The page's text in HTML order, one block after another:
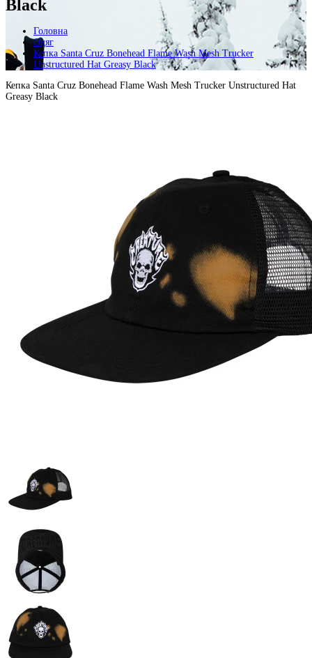
Black
Головна
Одяг
Кепкa Santa Cruz Bonehead Flame Wash Mesh Trucker
Unstructured Hat Greasy Black
Кепкa Santa Cruz Bonehead Flame Wash Mesh Trucker Unstructured Hat
Greasy Black